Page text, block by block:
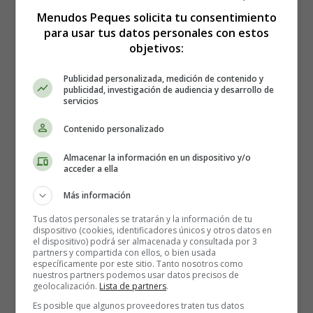
Síntomas y signos de advertencia de una alergia
Algunos de los síntomas o señales de advertencia que
indican una posibilidad de alergia en el bebé debido a
algunos alimentos en la dieta de la madre incluyen:
Cambio en la apariencia y consistencia de las heces.
verdes, heces con moco, etc.
Debido a la naturaleza ácida de las heces, estos bebés
pueden desarrollar enrojecimiento alrededor de su
Después de alimentarse, puede haber hinchazón
excesiva del abdomen. Esto también se explica por el
llanto excesivo, la negativa a ser consolado y la
irritabilidad. Puede haber un despertar repentino por
la noche a causa del sueño profundo acompañado de
fuertes gritos. El bebé generalmente levanta las
Menudos Peques solicita tu consentimiento
para usar tus datos personales con estos
objetivos:
Publicidad personalizada, medición de contenido y
publicidad, investigación de audiencia y desarrollo de
servicios
Contenido personalizado
Almacenar la información en un dispositivo y/o
acceder a ella
Más información
Tus datos personales se tratarán y la información de tu
dispositivo (cookies, identificadores únicos y otros datos en
el dispositivo) podrá ser almacenada y consultada por 3
partners y compartida con ellos, o bien usada
específicamente por este sitio. Tanto nosotros como
nuestros partners podemos usar datos precisos de
geolocalización. Lista de partners.
Es posible que algunos proveedores traten tus datos